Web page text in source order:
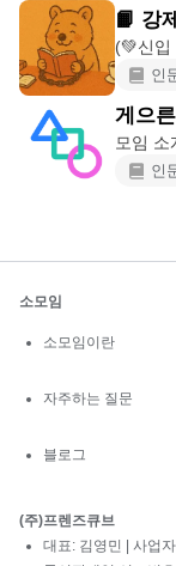
📙 강
(💚신입
야 할인
게으
모임 소
은 책인
소모임
소모임이란
자주하는 질문
블로그
(주)프렌즈큐브
대표: 김영민 | 사업